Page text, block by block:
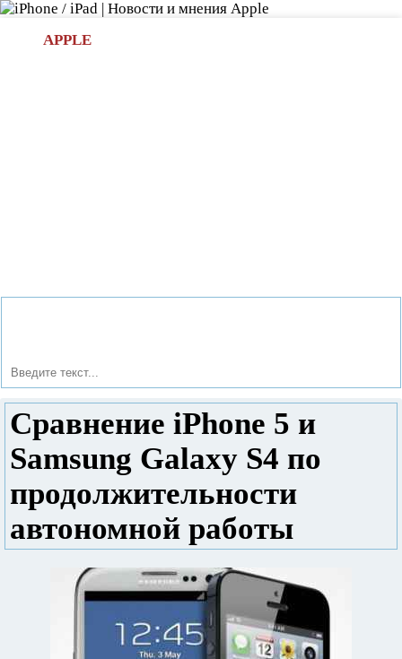
APPLE
Сравнение iPhone 5 и
Samsung Galaxy S4 по
продолжительности
автономной работы